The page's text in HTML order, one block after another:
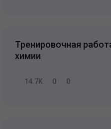
Тренировочная
химии
14.7K 0 0